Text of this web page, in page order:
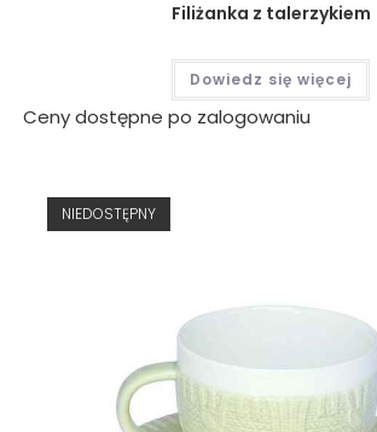
Filiżanka z talerzykiem
Dowiedz się więcej
Ceny dostępne po zalogowaniu
NIEDOSTĘPNY